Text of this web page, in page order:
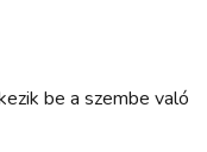
be a szembe való